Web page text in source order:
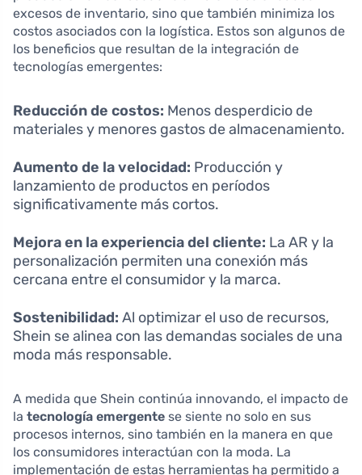
excesos de inventario, sino que también minimiza los
costos asociados con la logística. Estos son algunos de
los beneficios que resultan de la integración de
tecnologías emergentes:
Reducción de costos: Menos desperdicio de
materiales y menores gastos de almacenamiento.
Aumento de la velocidad: Producción y
lanzamiento de productos en períodos
significativamente más cortos.
Mejora en la experiencia del cliente: La AR y la
personalización permiten una conexión más
cercana entre el consumidor y la marca.
Sostenibilidad: Al optimizar el uso de recursos,
Shein se alinea con las demandas sociales de una
moda más responsable.
A medida que Shein continúa innovando, el impacto de
la tecnología emergente se siente no solo en sus
procesos internos, sino también en la manera en que
los consumidores interactúan con la moda. La
implementación de estas herramientas ha permitido a